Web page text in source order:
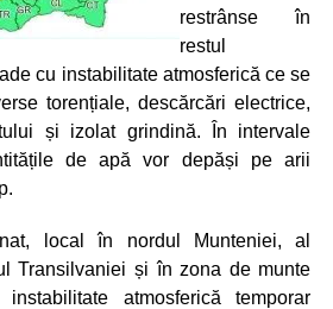
restrânse în
restul
cu instabilitate atmosferică ce se
torențiale, descărcări electrice,
și izolat grindină. În intervale
de apă vor depăși pe arii
local în nordul Munteniei, al
Transilvaniei și în zona de munte
atmosferică temporar